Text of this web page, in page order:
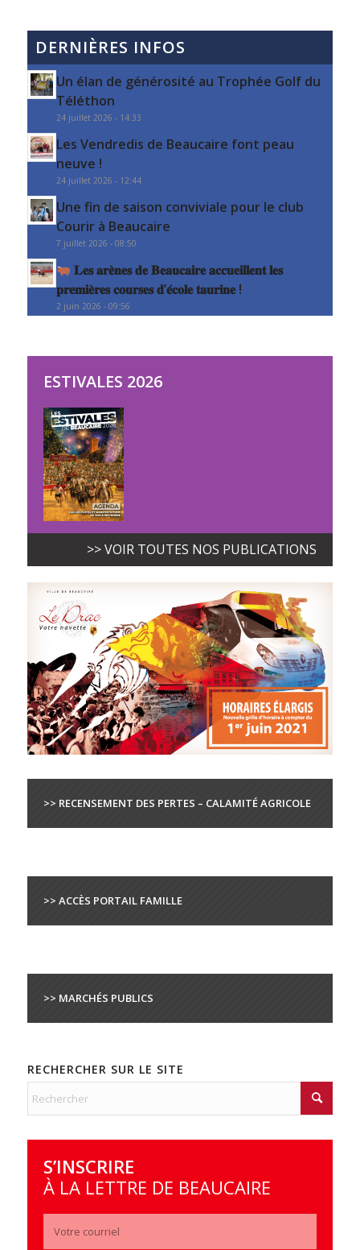
DERNIÈRES INFOS
Un élan de générosité au Trophée Golf du
Téléthon
24 juillet 2026 - 14:33
Les Vendredis de Beaucaire font peau
neuve !
24 juillet 2026 - 12:44
Une fin de saison conviviale pour le club
Courir à Beaucaire
7 juillet 2026 - 08:50
𝐋𝐞𝐬 𝐚𝐫𝐞̀𝐧𝐞𝐬 𝐝𝐞 𝐁𝐞𝐚𝐮𝐜𝐚𝐢𝐫𝐞 𝐚𝐜𝐜𝐮𝐞𝐢𝐥𝐥𝐞𝐧𝐭 𝐥𝐞𝐬
𝐩𝐫𝐞𝐦𝐢𝐞̀𝐫𝐞𝐬 𝐜𝐨𝐮𝐫𝐬𝐞𝐬 𝐝’𝐞́𝐜𝐨𝐥𝐞 𝐭𝐚𝐮𝐫𝐢𝐧𝐞 !
2 juin 2026 - 09:56
ESTIVALES 2026
>> VOIR TOUTES NOS PUBLICATIONS
>> RECENSEMENT DES PERTES – CALAMITÉ AGRICOLE
>> ACCÈS PORTAIL FAMILLE
>> MARCHÉS PUBLICS
RECHERCHER SUR LE SITE
S’INSCRIRE
À LA LETTRE DE BEAUCAIRE